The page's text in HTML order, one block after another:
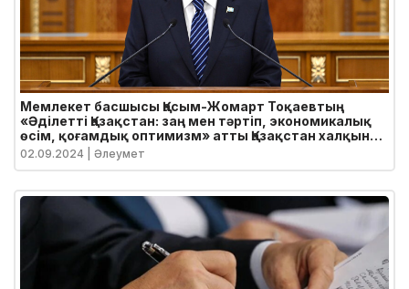
Мемлекет басшысы Қасым-Жомарт Тоқаевтың
«Әділетті Қазақстан: заң мен тәртіп, экономикалық
өсім, қоғамдық оптимизм» атты Қазақстан халқына
Жолдауы
02.09.2024 | Әлеумет